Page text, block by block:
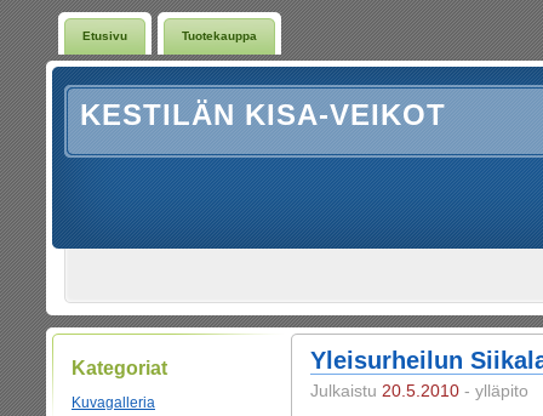
Etusivu Tuotekauppa
KESTILÄN KISA-VEIKOT
Kategoriat
Kuvagalleria
Yleisurheilun
Julkaistu 20.5.2010 - ylläpito